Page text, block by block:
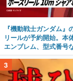
『機動戦士ガンダム
リールが予約開始。本
エンブレム、型式番号
3